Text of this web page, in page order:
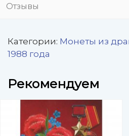
Отзывы
Категории: Монеты из
1988 года
Рекомендуем